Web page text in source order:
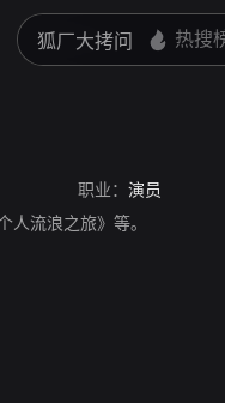
职业： 演员
人流浪之旅》等。